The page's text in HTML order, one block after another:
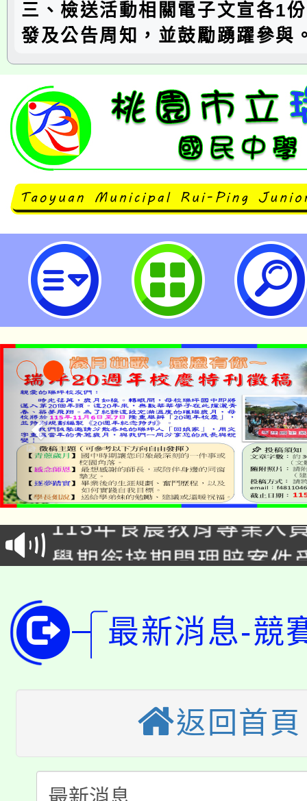
三、檢送活動相關電子文宣各1
發及公告周知，並鼓勵踴躍參與
主旨：本府辦理「2024桃園社造
單位協助公告宣傳，並轉知所屬踴
照。-桃園市立瑞坪國民中學
淨零綠生活教案入校路
會
115年食農教育專業人
程
學期銜接期間理賠案件
版
公告本校115學年度第
代理(課)教師甄選結果(
「2026金融保險知識
車」活動
桃園市115學年度學生
生本土語及新住民語歌
公告本校115學年度第
代理(課)教師甄選結果(
公告本校115學年度第
代理(課)教師甄選結果(
轉知中國文化大學推廣
最新消息-競
返回首頁